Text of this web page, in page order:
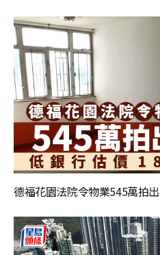
德福花園法院令物業545萬拍